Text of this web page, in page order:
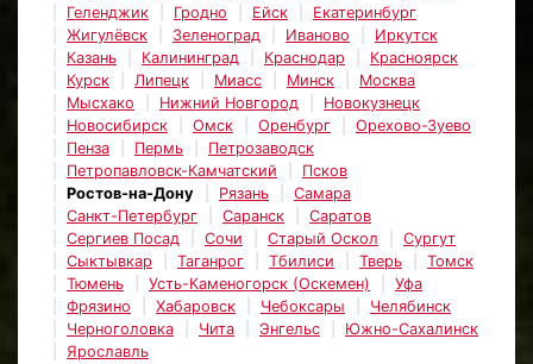
Геленджик
Гродно Ейск
Екатеринбург
Жигулёвск
Зеленоград Иваново
Иркутск
Казань
Калининград Краснодар
Красноярск
Курск
Липецк Миасс Минск
Москва
Мысхако
Нижний Новгород
Новокузнецк
Новосибирск
Омск Оренбург
Орехово-Зуево
Пенза
Пермь
Петрозаводск
Петропавловск-Камчатский
Псков
Ростов-на-Дону
Рязань
Самара
Санкт-Петербург
Саранск
Саратов
Сергиев Посад
Сочи Старый Оскол
Сургут
Сыктывкар
Таганрог Тбилиси Тверь
Томск
Тюмень
Усть-Каменогорск (Оскемен)
Уфа
Фрязино
Хабаровск Чебоксары
Челябинск
Черноголовка
Чита Энгельс
Южно-Сахалинск
Ярославль